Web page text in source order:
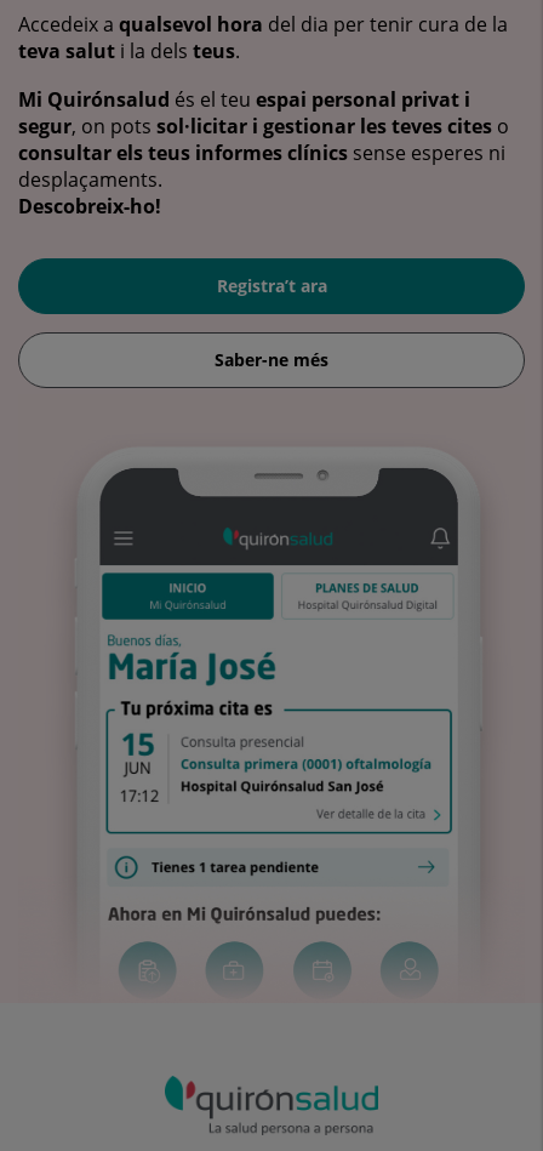
Accedeix a qualsevol hora del dia per tenir cura de la
teva salut i la dels teus.
Mi Quirónsalud és el teu espai personal privat i
segur, on pots sol·licitar i gestionar les teves cites o
consultar els teus informes clínics sense esperes ni
desplaçaments.
Descobreix-ho!
Registra’t ara
Saber-ne més